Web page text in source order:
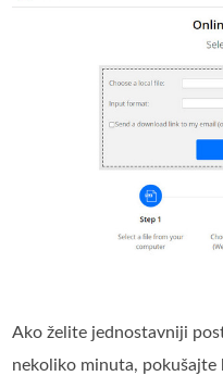
Ako želite jednostavniji
nekoliko minuta,